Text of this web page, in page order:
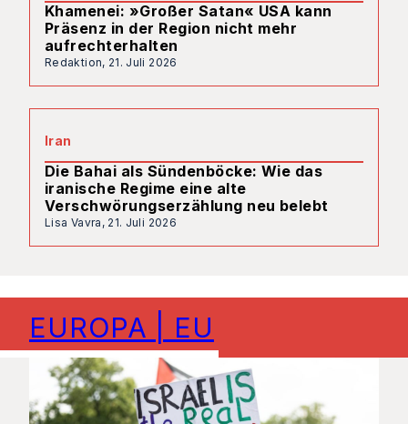
Khamenei: »Großer Satan« USA kann
Präsenz in der Region nicht mehr
aufrechterhalten
Redaktion, 21. Juli 2026
Iran
Die Bahai als Sündenböcke: Wie das
iranische Regime eine alte
Verschwörungserzählung neu belebt
Lisa Vavra, 21. Juli 2026
EUROPA | EU